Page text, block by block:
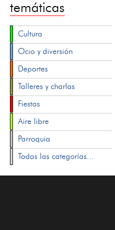
temáticas
Cultura
Ocio y diversión
Deportes
Talleres y charlas
Fiestas
Aire libre
Parroquia
Todas las categorías...